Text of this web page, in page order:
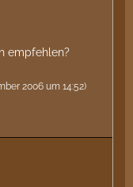
empfehlen?
2006 um 14:52)